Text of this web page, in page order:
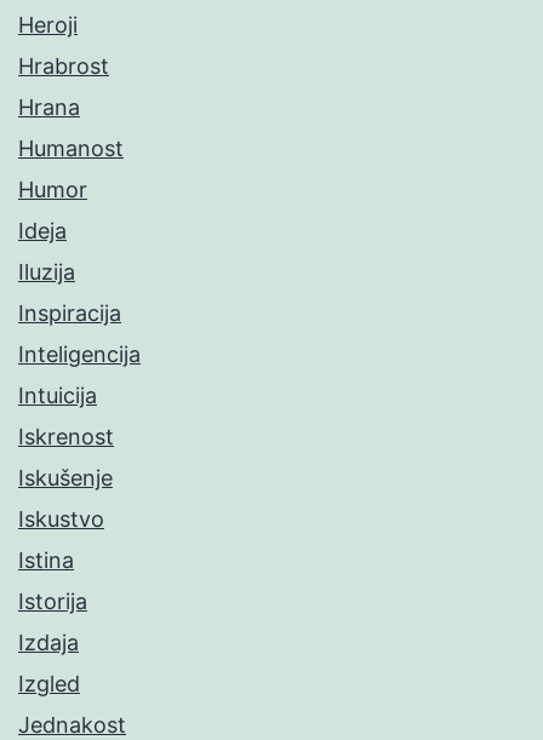
Heroji
Hrabrost
Hrana
Humanost
Humor
Ideja
Iluzija
Inspiracija
Inteligencija
Intuicija
Iskrenost
Iskušenje
Iskustvo
Istina
Istorija
Izdaja
Izgled
Jednakost